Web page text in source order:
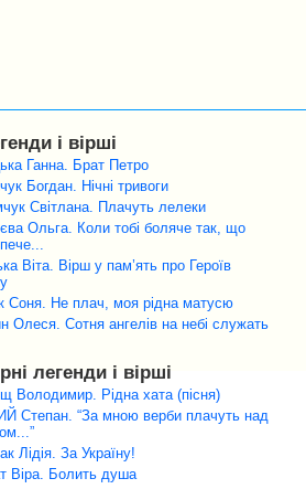
і вірші
Ганна. Брат Петро
Богдан. Нічні тривоги
Світлана. Плачуть лелеки
Ольга. Коли тобі боляче так, що
Віта. Вірш у пам’ять про Героїв
Соня. Не плач, моя рідна матусю
Сотня ангелів на небі служать
легенди і вірші
Володимир. Рідна хата (пісня)
Степан. “За мною верби плачуть над
Лідія. За Україну!
Віра. Болить душа